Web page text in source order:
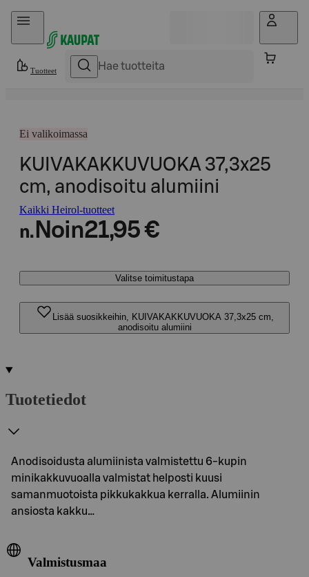
Hyppää sisältöön
Tuotteet
Ei valikoimassa
KUIVAKAKKUVUOKA 37,3x25
cm, anodisoitu alumiini
Kaikki Heirol-tuotteet
n. Noin21,95 €
Valitse toimitustapa
Lisää suosikkeihin, KUIVAKAKKUVUOKA 37,3x25 cm,
anodisoitu alumiini
Tuotetiedot
Anodisoidusta alumiinista valmistettu 6-kupin
minikakkuvuoalla valmistat helposti kuusi
samanmuotoista pikkukakkua kerralla. Alumiinin
ansiosta kakku…
Valmistusmaa